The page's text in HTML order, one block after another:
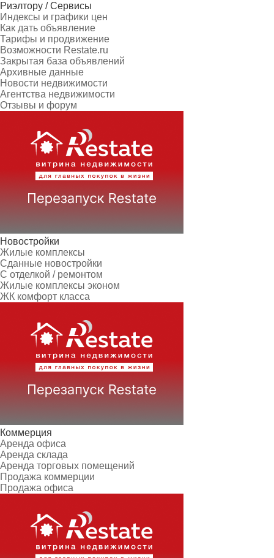
Риэлтору / Сервисы
Индексы и графики цен
Как дать объявление
Тарифы и продвижение
Возможности Restate.ru
Закрытая база объявлений
Архивные данные
Новости недвижимости
Агентства недвижимости
Отзывы и форум
Новостройки
Жилые комплексы
Сданные новостройки
С отделкой / ремонтом
Жилые комплексы эконом
ЖК комфорт класса
Коммерция
Аренда офиса
Аренда склада
Аренда торговых помещений
Продажа коммерции
Продажа офиса